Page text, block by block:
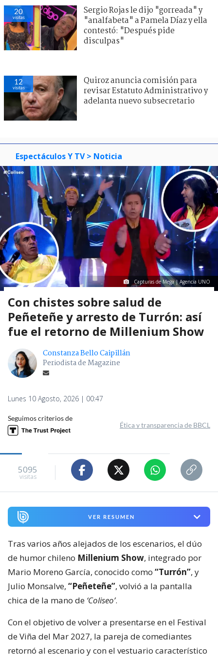
20
visitas
Sergio Rojas le dijo "gorreada" y
"analfabeta" a Pamela Díaz y ella
contestó: "Después pide
disculpas"
12
visitas
Quiroz anuncia comisión para
revisar Estatuto Administrativo y
adelanta nuevo subsecretario
Espectáculos Y TV > Noticia
Capturas de Mega | Agencia UNO
Con chistes sobre salud de
Peñeteñe y arresto de Turrón: así
fue el retorno de Millenium Show
Constanza Bello Caipillán
Periodista de Magazine
Lunes 10 Agosto, 2026 | 00:47
Seguimos criterios de
Ética y transparencia de BBCL
5095
visitas
VER RESUMEN
Tras varios años alejados de los escenarios, el dúo
de humor chileno Millenium Show, integrado por
Mario Moreno García, conocido como “Turrón”, y
Julio Monsalve, “Peñeteñe”, volvió a la pantalla
chica de la mano de ‘Coliseo’.
Con el objetivo de volver a presentarse en el Festival
de Viña del Mar 2027, la pareja de comediantes
retornó al escenario y con el vestuario característico